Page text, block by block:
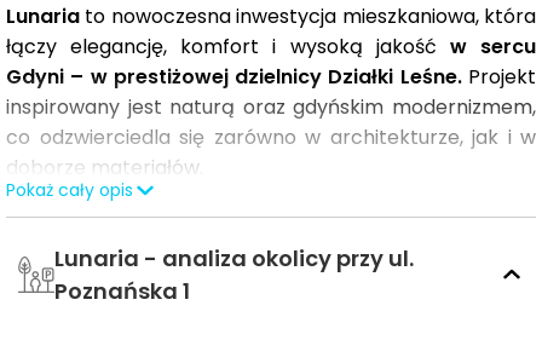
Lunaria to nowoczesna inwestycja mieszkaniowa, która
łączy elegancję, komfort i wysoką jakość w sercu
Gdyni – w prestiżowej dzielnicy Działki Leśne.Projekt
inspirowany jest naturą oraz gdyńskim modernizmem,
co odzwierciedla się zarówno w architekturze, jak i w
doborze materiałów.
Lunaria oferuje szeroki wybór mieszkań
zaprojektowanych z myślą o różnych potrzebach.
Pokaż cały opis
Lunaria - analiza okolicy przy ul.
Poznańska 1